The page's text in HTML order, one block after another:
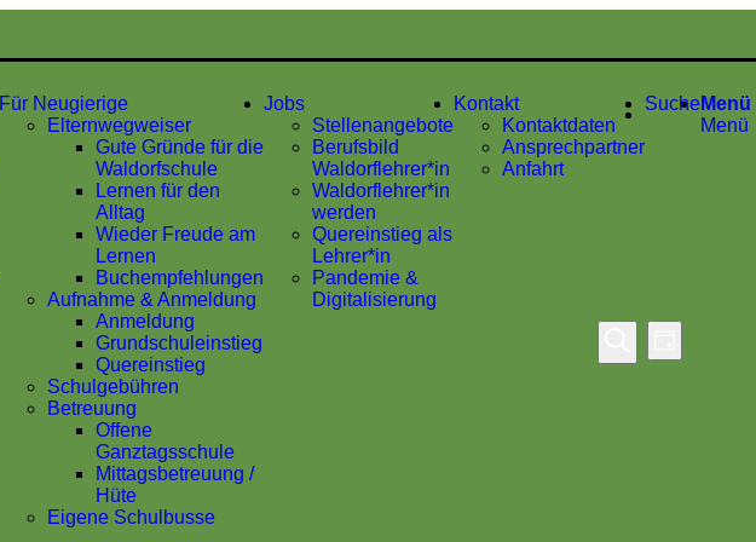
Für Neugierige
Elternwegweiser
Gute Gründe für die
Waldorfschule
Lernen für den
Alltag
Wieder Freude am
Lernen
Buchempfehlungen
Aufnahme & Anmeldung
Anmeldung
Grundschuleinstieg
Quereinstieg
Schulgebühren
Betreuung
Offene
Ganztagsschule
Mittagsbetreuung /
Hüte
Eigene Schulbusse
Jobs
Stellenangebote
Berufsbild
Waldorflehrer*in
Waldorflehrer*in
werden
Quereinstieg als
Lehrer*in
Pandemie &
Digitalisierung
Kontakt
Kontaktdaten
Ansprechpartner
Anfahrt
SucheMenü
Menü
Suche
Suche